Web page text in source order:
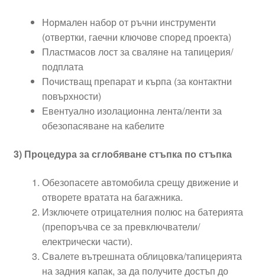
Нормален набор от ръчни инструменти
(отвертки, гаечни ключове според проекта)
Пластмасов лост за сваляне на тапицерия/
подплата
Почистващ препарат и кърпа (за контактни
повърхности)
Евентуално изолационна лента/ленти за
обезопасяване на кабелите
3) Процедура за сглобяване стъпка по стъпка
Обезопасете автомобила срещу движение и
отворете вратата на багажника.
Изключете отрицателния полюс на батерията
(препоръчва се за превключватели/
електрически части).
Свалете вътрешната облицовка/тапицерията
на задния капак, за да получите достъп до